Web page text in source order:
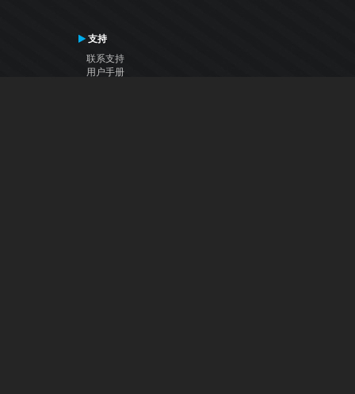
支持
联系支持
用户手册